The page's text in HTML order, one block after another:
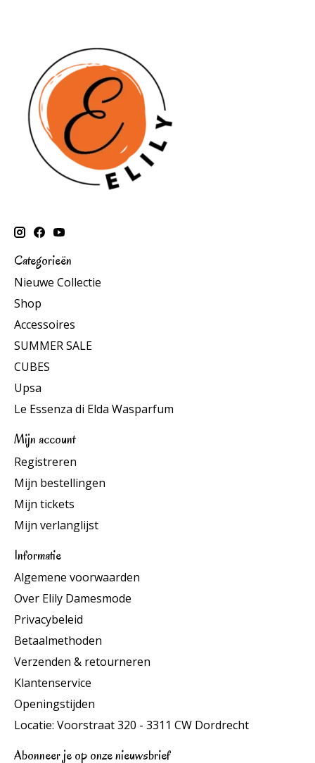
Categorieën
Nieuwe Collectie
Shop
Accessoires
SUMMER SALE
CUBES
Upsa
Le Essenza di Elda Wasparfum
Mijn account
Registreren
Mijn bestellingen
Mijn tickets
Mijn verlanglijst
Informatie
Algemene voorwaarden
Over Elily Damesmode
Privacybeleid
Betaalmethoden
Verzenden & retourneren
Klantenservice
Openingstijden
Locatie: Voorstraat 320 - 3311 CW Dordrecht
Abonneer je op onze nieuwsbrief